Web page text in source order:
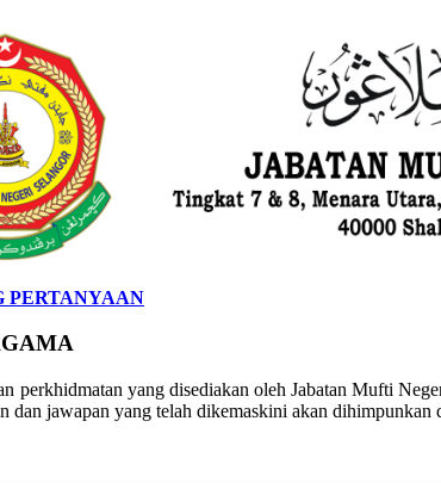
PERTANYAAN
perkhidmatan yang disediakan oleh Jabatan Mufti
dan jawapan yang telah dikemaskini akan